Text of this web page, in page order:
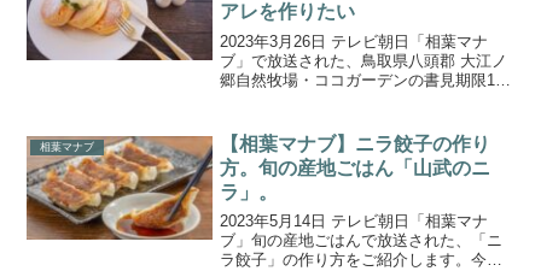
アレを作りたい
2023年3月26日 テレビ朝日「相葉マナ
ブ」で放送された、鳥取県八頭郡 大江ノ
郷自然牧場・ココガーデンの書見期限10
各地にある行列のできる名店の“アレ”のレ
シピを教...
相葉マナブ
【相葉マナブ】ニラ餃子の作り
方。旬の産地ごはん「山武のニ
ラ」。
2023年5月14日 テレビ朝日「相葉マナ
ブ」旬の産地ごはんで放送された、「ニ
ラ餃子」の作り方をご紹介します。今回